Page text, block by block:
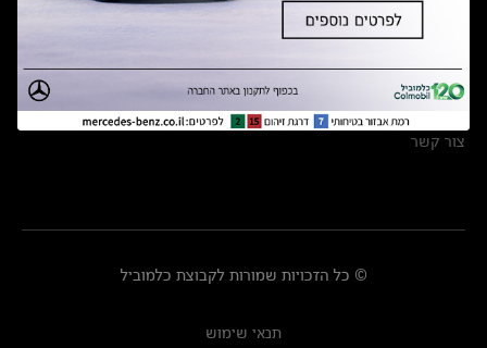
מצאו אותנו
אולמות תצוגה
מרכזי שירות
צור קשר
© כל הזכויות שמורות לקבוצת כלמוביל
תנאי שימוש